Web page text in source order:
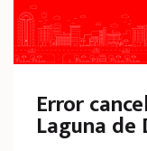
Error
Laguna de